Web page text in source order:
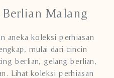
Berlian Malang
aneka koleksi perhiasan
mulai dari cincin
berlian, gelang berlian,
Lihat koleksi perhiasan